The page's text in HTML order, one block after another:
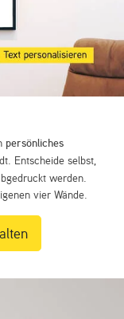
persönliches
Entscheide selbst,
werden.
vier Wände.